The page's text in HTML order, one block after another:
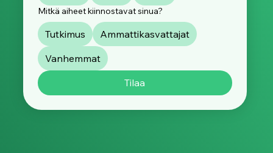
Mitkä aiheet kiinnostavat sinua?
Tutkimus
Ammattikasvattajat
Vanhemmat
Tilaa